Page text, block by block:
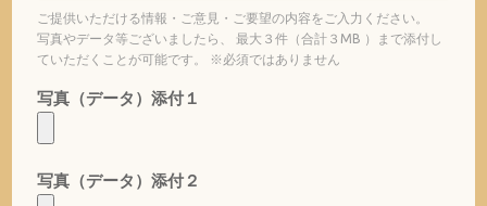
ご提供いただける情報・ご意見・ご要望の内容をご入力ください。
写真やデータ等ございましたら、 最大３件（合計３MB ）まで添付し
ていただくことが可能です。 ※必須ではありません
写真（データ）添付１
写真（データ）添付２